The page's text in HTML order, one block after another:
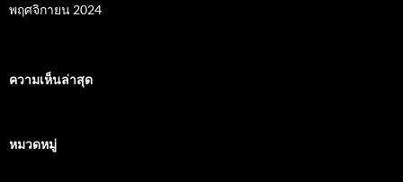
พฤศจิกายน 2024
ความเห็นล่าสุด
หมวดหมู่